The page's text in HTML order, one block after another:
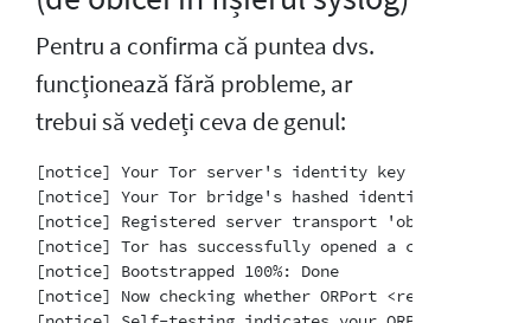
Pentru a confirma că puntea dvs.
funcționează fără probleme, ar
trebui să vedeți ceva de genul:
[notice] Your Tor server's identity key fingerprint is
[notice] Your Tor bridge's hashed identity key
[notice] Registered server transport 'obfs4' at
[notice] Tor has successfully opened a circuit.
[notice] Bootstrapped 100%: Done
[notice] Now checking whether ORPort